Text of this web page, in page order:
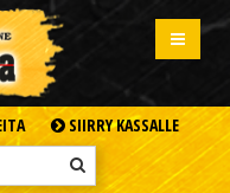
SIIRRY KASSALLE